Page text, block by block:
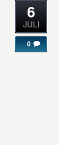
6
JULI
0